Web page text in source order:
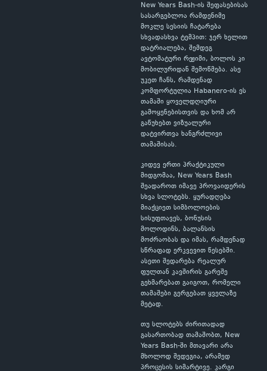
New Years Bash-ის შეფასებისას
სასარგებლოა რამდენიმე
მოკლე სესიის ჩატარება
სხვადასხვა ტემპით: ჯერ ხელით
დატრიალება, შემდეგ
ავტომატური რეჟიმი, ბოლოს კი
მობილურიდან შემოწმება. ასე
უკეთ ჩანს, რამდენად
კომფორტულია Habanero-ის ეს
თამაში ყოველდღიური
გამოყენებისთვის და ხომ არ
გაწუხებთ ვიზუალური
დატვირთვა ხანგრძლივი
თამაშისას.
კიდევ ერთი პრაქტიკული
მიდგომაა, New Years Bash
შეადაროთ იმავე პროვაიდერის
სხვა სლოტებს. ყურადღება
მიაქციეთ სიმბოლოების
სისუფთავეს, ბონუსის
მოლოდინს, ბალანსის
მოძრაობას და იმას, რამდენად
სწრაფად ერკვევით წესებში.
ასეთი შედარება რეალურ
ფულთან კავშირის გარეშე
გეხმარებათ გაიგოთ, რომელი
თამაშები გერგებათ ყველაზე
მეტად.
თუ სლოტებს ძირითადად
გასართობად თამაშობთ, New
Years Bash-ში მთავარი არა
მხოლოდ შედეგია, არამედ
პროცესის სიმარტივე. კარგი